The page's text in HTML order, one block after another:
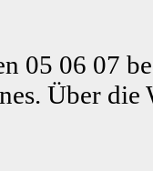
05 06 07
Über die